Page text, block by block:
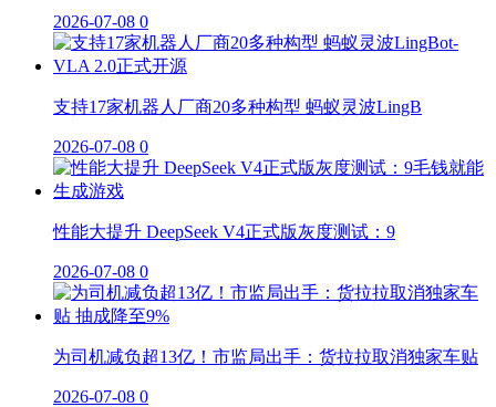
2026-07-08 0
支持17家机器人厂商20多种构型 蚂蚁灵波LingB
2026-07-08 0
性能大提升 DeepSeek V4正式版灰度测试：9
2026-07-08 0
为司机减负超13亿！市监局出手：货拉拉取消独家车贴
2026-07-08 0